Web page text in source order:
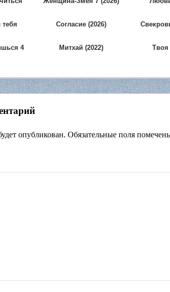
Согласие (2026)
4
Митхай (2022)
опубликован. Обязательные поля